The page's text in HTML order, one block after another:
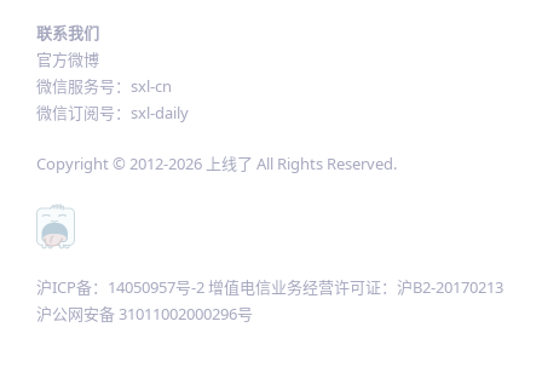
联系我们
官方微博
微信服务号：sxl-cn
微信订阅号：sxl-daily
Copyright © 2012-2026 上线了 All Rights Reserved.
沪ICP备：14050957号-2 增值电信业务经营许可证：沪B2-20170213
沪公网安备 31011002000296号